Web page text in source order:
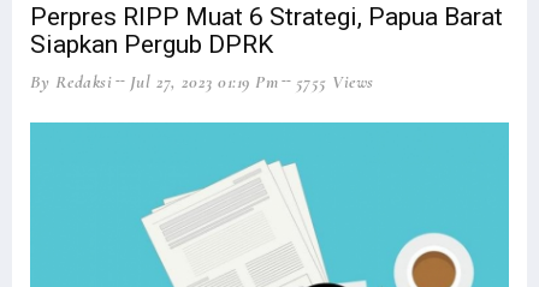
Perpres RIPP Muat 6 Strategi, Papua Barat
Siapkan Pergub DPRK
By Redaksi Jul 27, 2023 01:19 Pm 5755 Views